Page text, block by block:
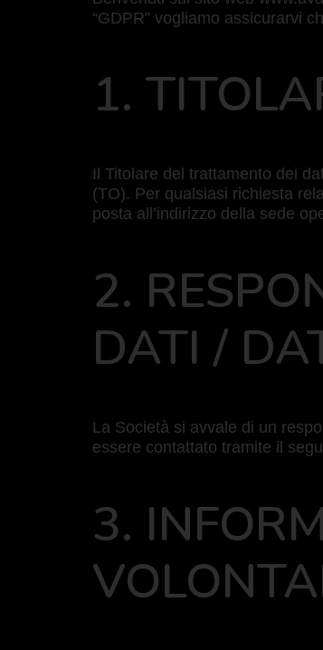
“GDPR” vogliamo assicurarvi
1.
Il Titolare del trattamento dei
(TO). Per qualsiasi richiesta
posta all’indirizzo della sede
2.
DATI /
La Società si avvale di un
essere contattato tramite il
3.